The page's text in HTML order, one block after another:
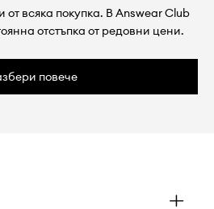
всяка покупка. В Answear Club
отстъпка от редовни цени.
повече